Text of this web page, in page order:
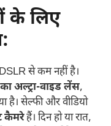
के लिए
:
से कम नहीं है।
अल्ट्रा-वाइड लेंस,
है। सेल्फी और वीडियो
कैमरेहैं। दिन हो या रात,